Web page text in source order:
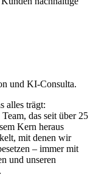
und KI-Consulta.
alles trägt:
das seit über 25
Kern heraus
mit denen wir
– immer mit
und unseren